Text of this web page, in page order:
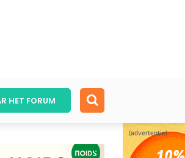
(advertentie)
HET FORUM